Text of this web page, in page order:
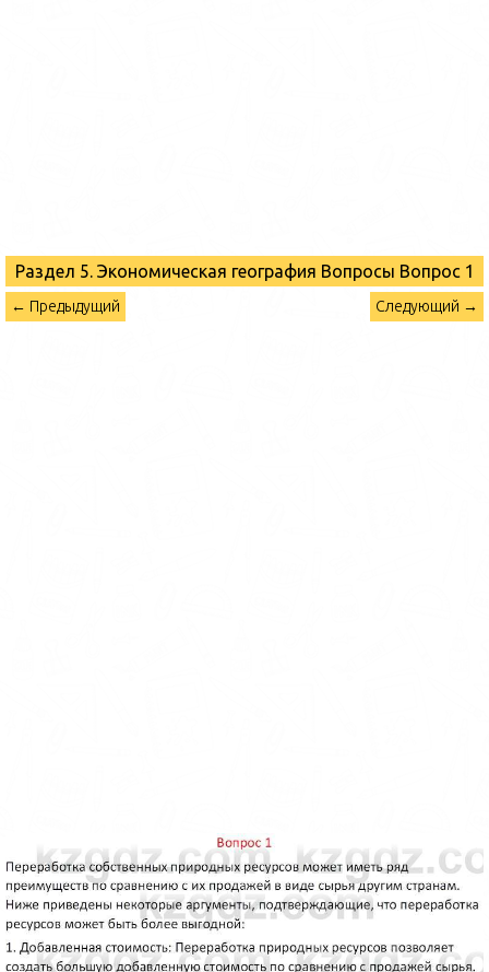
Раздел 5. Экономическая география Вопросы Вопрос 1
← Предыдущий Следующий →